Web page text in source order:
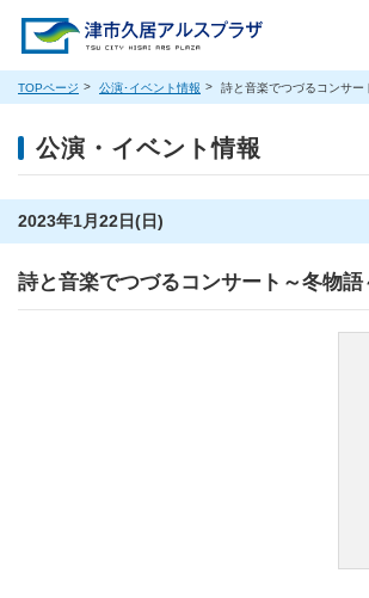
TOPページ 公演･イベント情報 詩と音楽でつづるコンサー
公演・イベント情報
2023年1月22日(日)
詩と音楽でつづるコンサート～冬物語